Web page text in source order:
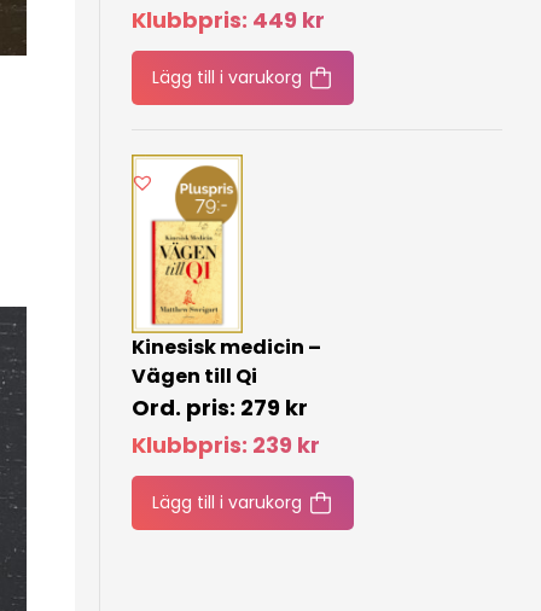
Klubbpris: 449 kr
Lägg till i varukorg
Kinesisk medicin –
Vägen till Qi
279 kr
Klubbpris: 239 kr
Lägg till i varukorg